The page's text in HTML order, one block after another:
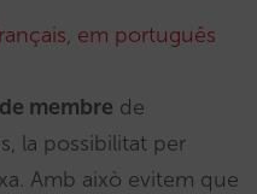
, em português
membre de
la possibilitat per
Amb això evitem que